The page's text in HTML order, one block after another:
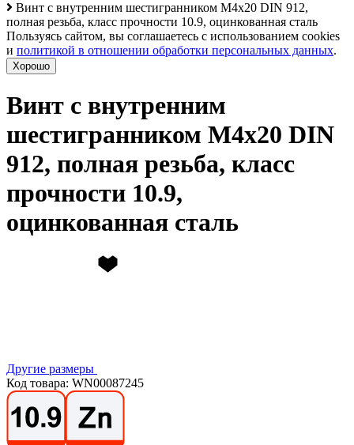
Винт с внутренним шестигранником М4х20 DIN 912,
полная резьба, класс прочности 10.9, оцинкованная сталь
Пользуясь сайтом, вы соглашаетесь с использованием cookies
и политикой в отношении обработки персональных данных.
Хорошо
Винт с внутренним
шестигранником М4х20 DIN
912, полная резьба, класс
прочности 10.9,
оцинкованная сталь
Другие размеры
Код товара: WN00087245